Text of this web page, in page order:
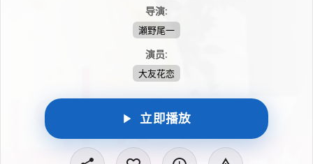
导演:
瀬野尾一
演员:
大友花恋
立即播放